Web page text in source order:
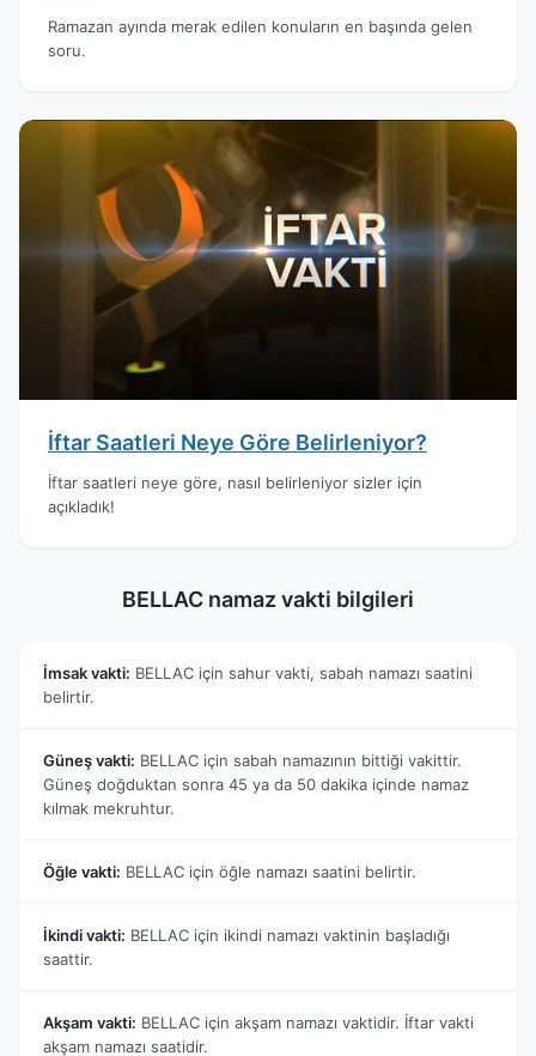
Ramazan ayında merak edilen konuların en başında gelen
soru.
İftar Saatleri Neye Göre Belirleniyor?
İftar saatleri neye göre, nasıl belirleniyor sizler için
açıkladık!
BELLAC namaz vakti bilgileri
İmsak vakti: BELLAC için sahur vakti, sabah namazı saatini
belirtir.
Güneş vakti: BELLAC için sabah namazının bittiği vakittir.
Güneş doğduktan sonra 45 ya da 50 dakika içinde namaz
kılmak mekruhtur.
Öğle vakti: BELLAC için öğle namazı saatini belirtir.
İkindi vakti: BELLAC için ikindi namazı vaktinin başladığı
saattir.
Akşam vakti: BELLAC için akşam namazı vaktidir. İftar vakti
akşam namazı saatidir.